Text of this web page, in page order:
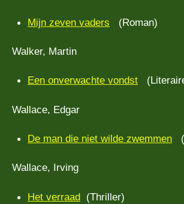
Mijn zeven vaders (Roman)
Walker, Martin
Een onverwachte vondst
Wallace, Edgar
De man die niet wilde zwemmen
Wallace, Irving
Het verraad (Thriller)